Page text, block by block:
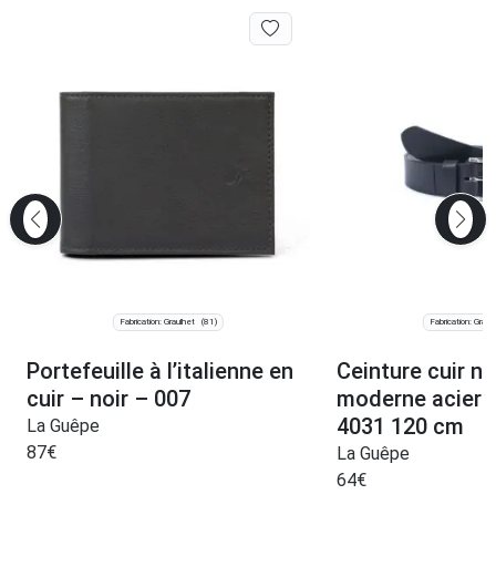
Fabrication: Graulhet (81)
Portefeuille à l’italienne en
cuir – noir – 007
La Guêpe
87€
Fabrication:
Ceinture cuir
moderne acier
4031 120 cm
La Guêpe
64€